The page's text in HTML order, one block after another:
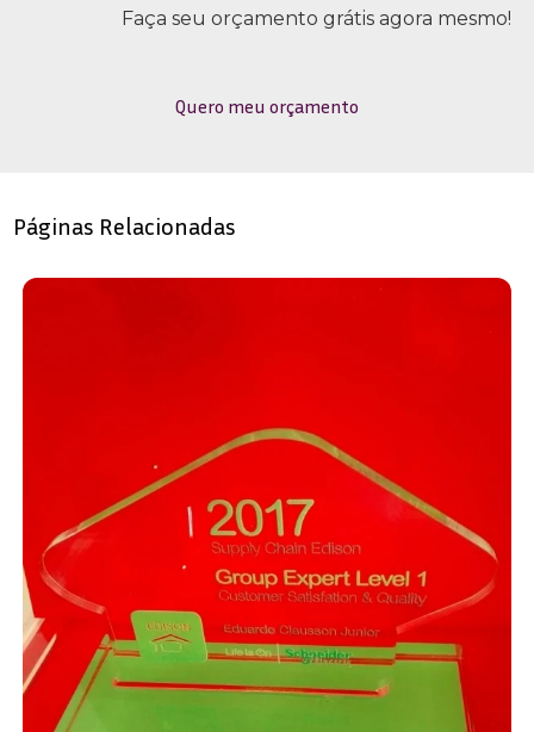
Faça seu orçamento grátis agora mesmo!
Quero meu orçamento
Páginas Relacionadas